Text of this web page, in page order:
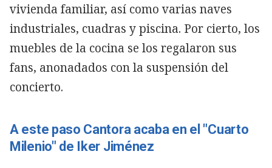
vivienda familiar, así como varias naves
industriales, cuadras y piscina. Por cierto, los
muebles de la cocina se los regalaron sus
fans, anonadados con la suspensión del
concierto.
A este paso Cantora acaba en el "Cuarto
Milenio" de Iker Jiménez